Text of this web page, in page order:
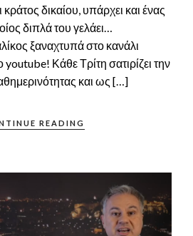
δικαίου, υπάρχει και ένας
διπλά του γελάει…
ξαναχτυπά στο κανάλι
Κάθε Τρίτη σατιρίζει την
και ως […]
READING